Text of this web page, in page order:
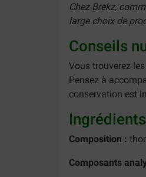
Chez Brekz,
large choix de
Conseils
Vous trouverez
Pensez à
conservation est
Composition :
Composants